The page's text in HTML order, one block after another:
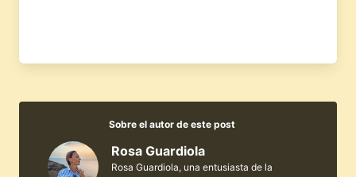
Sobre el autor de este post
Rosa Guardiola
Rosa Guardiola, una entusiasta de la